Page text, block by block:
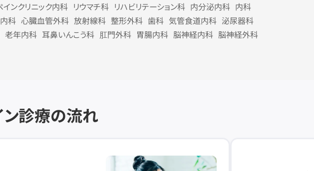
インクリニック内科 リウマチ科 リハビリテーション科 内分泌内科 内科
科 心臓血管外科 放射線科 整形外科 歯科 気管食道内科 泌尿器科
老年内科 耳鼻いんこう科 肛門外科 胃腸内科 脳神経内科 脳神経外科
ン診療の流れ